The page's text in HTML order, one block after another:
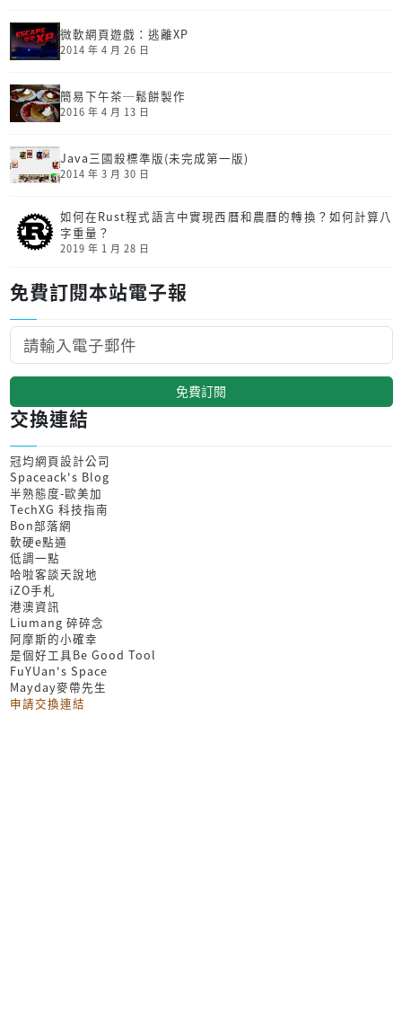
微軟網頁遊戲：逃離XP
2014 年 4 月 26 日
簡易下午茶─鬆餅製作
2016 年 4 月 13 日
Java三國殺標準版(未完成第一版)
2014 年 3 月 30 日
如何在Rust程式語言中實現西曆和農曆的轉換？如何計算八
字重量？
2019 年 1 月 28 日
免費訂閱本站電子報
免費訂閱
交換連結
冠均網頁設計公司
Spaceack's Blog
半熟態度-歐美加
TechXG 科技指南
Bon部落網
軟硬e點通
低調一點
哈啦客談天說地
iZO手札
港澳資訊
Liumang 碎碎念
阿摩斯的小確幸
是個好工具Be Good Tool
FuYUan's Space
Mayday麥帶先生
申請交換連結